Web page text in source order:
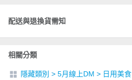
配送與退換貨需知
相關分類
隱藏類別 > 5月線上DM > 日用美食